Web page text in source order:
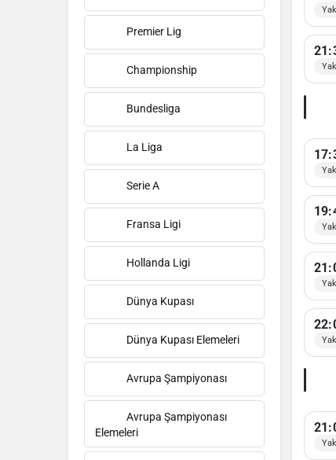
Premier Lig
Championship
Bundesliga
La Liga
Serie A
Fransa Ligi
Hollanda Ligi
Dünya Kupası
Dünya Kupası Elemeleri
Avrupa Şampiyonası
Avrupa Şampiyonası
Elemeleri